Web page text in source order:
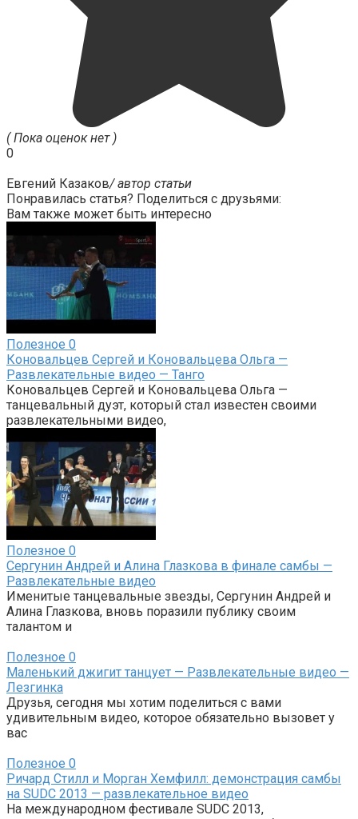
( Пока оценок нет )
0
Евгений Казаков/ автор статьи
Понравилась статья? Поделиться с друзьями:
Вам также может быть интересно
Полезное 0
Коновальцев Сергей и Коновальцева Ольга —
Развлекательные видео — Танго
Коновальцев Сергей и Коновальцева Ольга —
танцевальный дуэт, который стал известен своими
развлекательными видео,
Полезное 0
Сергунин Андрей и Алина Глазкова в финале самбы —
Развлекательные видео
Именитые танцевальные звезды, Сергунин Андрей и
Алина Глазкова, вновь поразили публику своим
талантом и
Полезное 0
Маленький джигит танцует — Развлекательные видео —
Лезгинка
Друзья, сегодня мы хотим поделиться с вами
удивительным видео, которое обязательно вызовет у
вас
Полезное 0
Ричард Стилл и Морган Хемфилл: демонстрация самбы
на SUDC 2013 — развлекательное видео
На международном фестивале SUDC 2013,